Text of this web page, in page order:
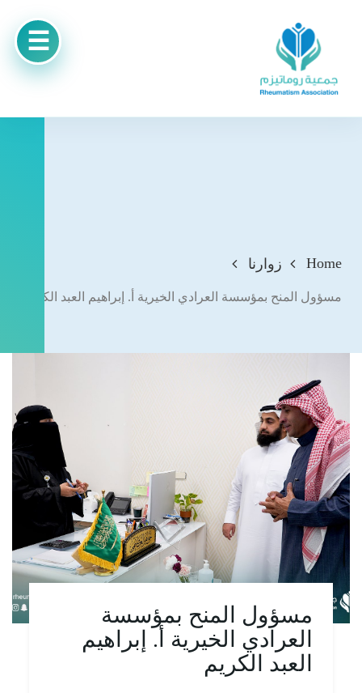
Home زوارنا
مسؤول المنح بمؤسسة العرادي الخيرية أ. إبراهيم العبد الكريم
مسؤول المنح بمؤسسة
العرادي الخيرية أ. إبراهيم
العبد الكريم